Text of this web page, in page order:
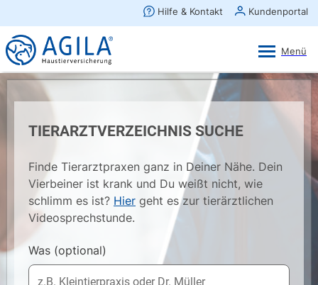
TIERARZTVERZEICHNIS SUCHE
Finde Tierarztpraxen ganz in Deiner Nähe. Dein
Vierbeiner ist krank und Du weißt nicht, wie
schlimm es ist? Hier geht es zur tierärztlichen
Videosprechstunde.
Was (optional)
×
AGILA Kunden-App
Gratis - Im Play Store laden
Ansehen